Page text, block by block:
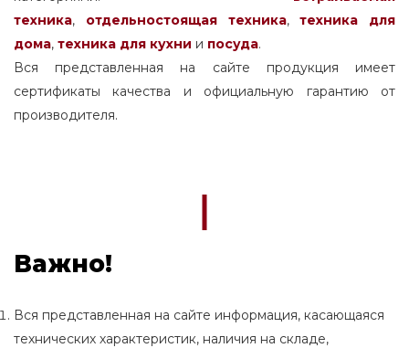
техника, отдельностоящаятехника,
техника для
дома, техника для кухни и посуда.
Вся представленная на сайте продукция имеет
сертификаты качества и официальную гарантию от
производителя.
Важно!
Вся представленная на сайте информация, касающаяся
технических характеристик, наличия на складе,